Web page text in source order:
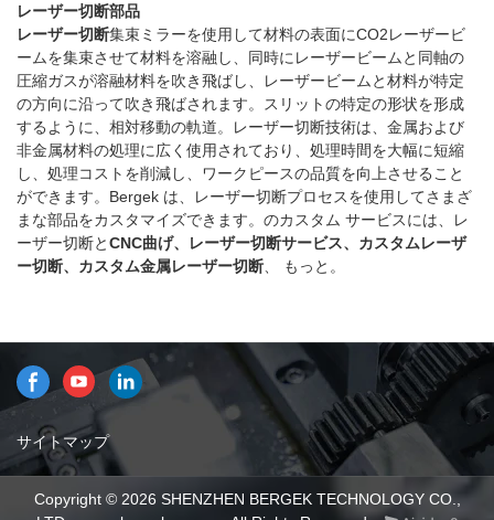
レーザー切断部品
レーザー切断集束ミラーを使用して材料の表面にCO2レーザービ
ームを集束させて材料を溶融し、同時にレーザービームと同軸の
圧縮ガスが溶融材料を吹き飛ばし、レーザービームと材料が特定
の方向に沿って吹き飛ばされます。スリットの特定の形状を形成
するように、相対移動の軌道。レーザー切断技術は、金属および
非金属材料の処理に広く使用されており、処理時間を大幅に短縮
し、処理コストを削減し、ワークピースの品質を向上させること
ができます。Bergek は、レーザー切断プロセスを使用してさまざ
まな部品をカスタマイズできます。のカスタム サービスには、レ
ーザー切断とCNC曲げ、レーザー切断サービス、カスタムレーザ
ー切断、カスタム金属レーザー切断 、 もっと。
に狭いスリット、材料の切断を
完了し、レーザー切断部品やそ
の他のサービスをカスタマイズ
できます。
サイトマップ
Copyright © 2026 SHENZHEN BERGEK TECHNOLOGY CO.,